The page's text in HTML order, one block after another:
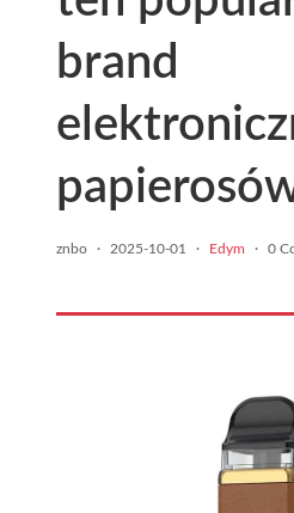
brand
znbo · 2025-10-01 · Edym · 0